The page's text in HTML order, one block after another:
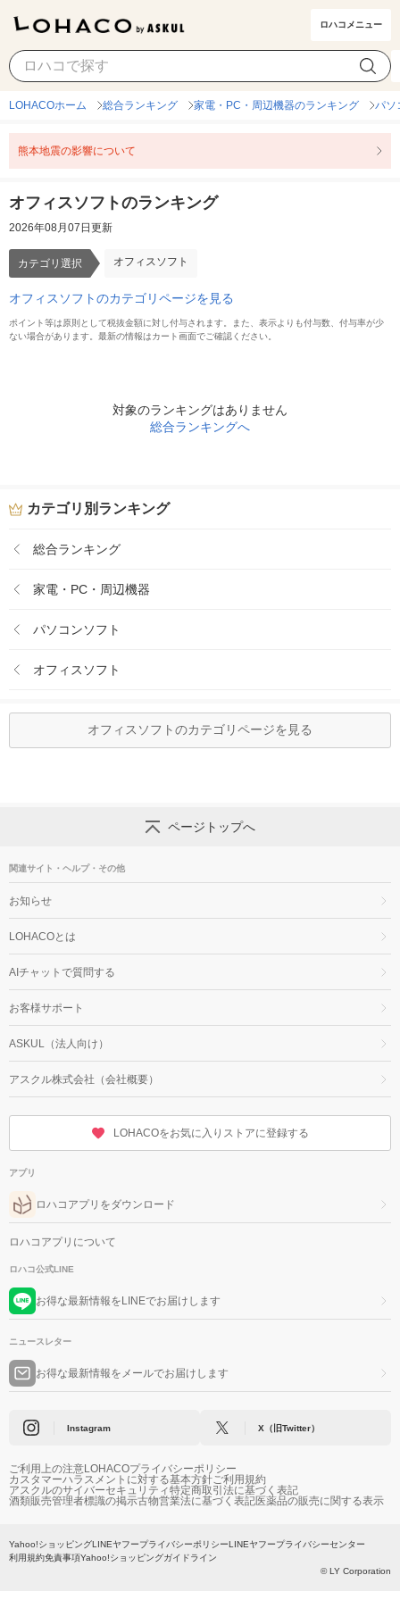
ロハコメニュー
オフィスソフト カテゴリ選択
LOHACOホーム 総合ランキング 家電・PC・周辺機器のランキング パソ
熊本地震の影響について
オフィスソフトのランキング
2026年08月07日更新
カテゴリ選択 オフィスソフト
オフィスソフトのカテゴリページを見る
ポイント等は原則として税抜金額に対し付与されます。また、表示よりも付与数、付与率が少
ない場合があります。最新の情報はカート画面でご確認ください。
対象のランキングはありません
総合ランキングへ
カテゴリ別ランキング
総合ランキング
家電・PC・周辺機器
パソコンソフト
オフィスソフト
オフィスソフトのカテゴリページを見る
ページトップへ
関連サイト・ヘルプ・その他
お知らせ
LOHACOとは
AIチャットで質問する
お客様サポート
ASKUL（法人向け）
アスクル株式会社（会社概要）
LOHACOをお気に入りストアに登録する
アプリ
ロハコアプリをダウンロード
ロハコアプリについて
ロハコ公式LINE
お得な最新情報をLINEでお届けします
ニュースレター
お得な最新情報をメールでお届けします
Instagram X（旧Twitter）
ご利用上の注意LOHACOプライバシーポリシー
カスタマーハラスメントに対する基本方針ご利用規約
アスクルのサイバーセキュリティ特定商取引法に基づく表記
酒類販売管理者標識の掲示古物営業法に基づく表記医薬品の販売に関する表示
Yahoo!ショッピングLINEヤフープライバシーポリシーLINEヤフープライバシーセンター
利用規約免責事項Yahoo!ショッピングガイドライン
© LY Corporation